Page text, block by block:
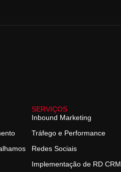
SERVIÇOS
Inbound Marketing
Tráfego e Performance
Redes Sociais
Implementação de RD CRM